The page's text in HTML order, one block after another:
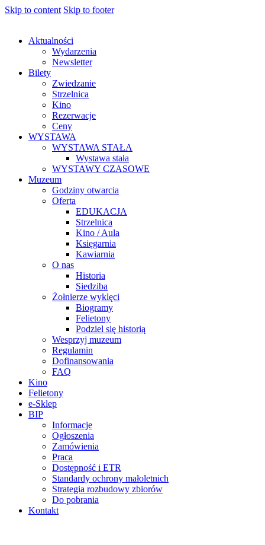
Skip to content Skip to footer
Aktualności
Wydarzenia
Newsletter
Bilety
Zwiedzanie
Strzelnica
Kino
Rezerwacje
Ceny
WYSTAWA
WYSTAWA STAŁA
Wystawa stała
WYSTAWY CZASOWE
Muzeum
Godziny otwarcia
Oferta
EDUKACJA
Strzelnica
Kino / Aula
Księgarnia
Kawiarnia
O nas
Historia
Siedziba
Żołnierze wyklęci
Biogramy
Felietony
Podziel się historią
Wesprzyj muzeum
Regulamin
Dofinansowania
FAQ
Kino
Felietony
e-Sklep
BIP
Informacje
Ogłoszenia
Zamówienia
Praca
Dostępność i ETR
Standardy ochrony małoletnich
Strategia rozbudowy zbiorów
Do pobrania
Kontakt